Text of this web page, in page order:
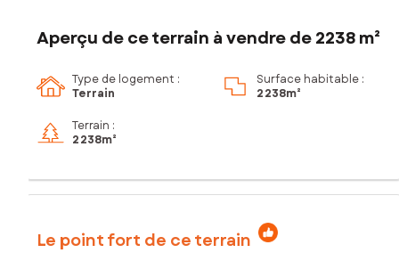
Aperçu de ce terrain à vendre de 2238 m²
Type de logement :
Terrain
Surface habitable :
2 238m²
Terrain :
2 238m²
Le point fort de ce terrain